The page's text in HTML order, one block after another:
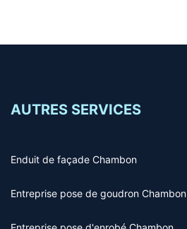
AUTRES SERVICES
Enduit de façade Chambon
Entreprise pose de goudron Chambon